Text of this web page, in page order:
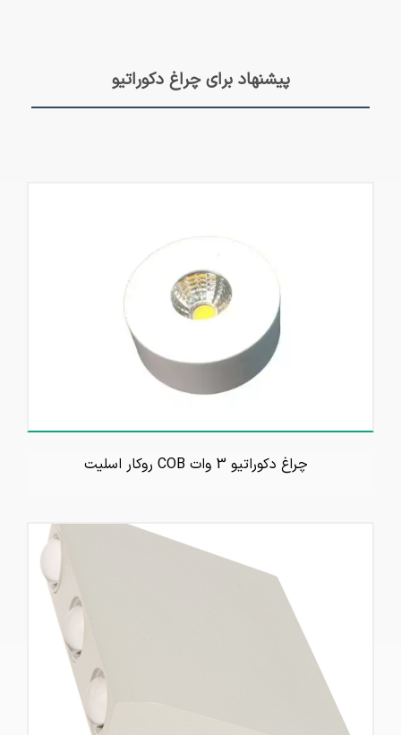
پیشنهاد برای چراغ دکوراتیو
چراغ دکوراتیو 3 وات COB روکار اسلیت